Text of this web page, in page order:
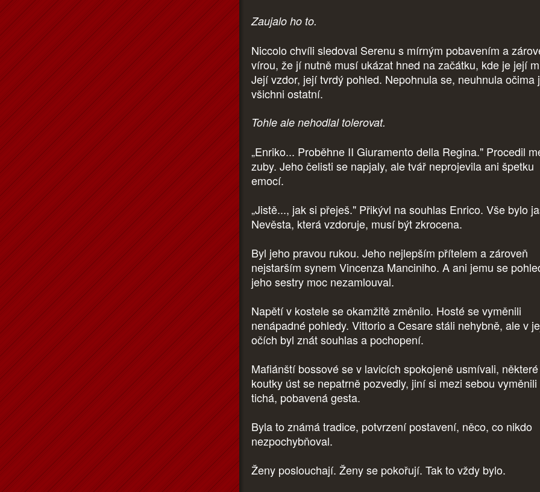
Zaujalo ho to.
Niccolo chvíli sledoval Serenu s mírným pobavením a
vírou, že jí nutně musí ukázat hned na začátku, kde je její
Její vzdor, její tvrdý pohled. Nepohnula se, neuhnula očima
všichni ostatní.
Tohle ale nehodlal tolerovat.
„Enriko... Proběhne II Giuramento della Regina." Procedil
zuby. Jeho čelisti se napjaly, ale tvář neprojevila ani špetku
emocí.
„Jistě..., jak si přeješ." Přikývl na souhlas Enrico. Vše bylo
Nevěsta, která vzdoruje, musí být zkrocena.
Byl jeho pravou rukou. Jeho nejlepším přítelem a zároveň
nejstarším synem Vincenza Manciniho. A ani jemu se
jeho sestry moc nezamlouval.
Napětí v kostele se okamžitě změnilo. Hosté se vyměnili
nenápadné pohledy. Vittorio a Cesare stáli nehybně, ale v
očích byl znát souhlas a pochopení.
Mafiánští bossové se v lavicích spokojeně usmívali, některé
koutky úst se nepatrně pozvedly, jiní si mezi sebou vyměnili
tichá, pobavená gesta.
Byla to známá tradice, potvrzení postavení, něco, co nikdo
nezpochybňoval.
Ženy poslouchají. Ženy se pokořují. Tak to vždy bylo.